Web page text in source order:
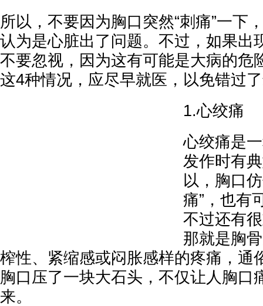
所以，不要因为胸口突然“刺痛”一下
认为是心脏出了问题。不过，如果出
不要忽视，因为这有可能是大病的危
这4种情况，应尽早就医，以免错过
1.心绞痛
心绞痛是
发作时有
以，胸口
痛”，也有
不过还有
那就是胸
榨性、紧缩感或闷胀感样的疼痛，通
胸口压了一块大石头，不仅让人胸口
来。